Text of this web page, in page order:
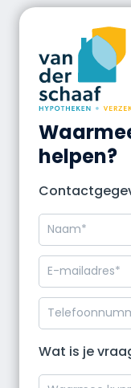
helpen?
Wat is je